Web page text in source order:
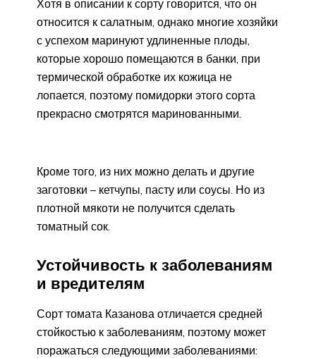
Хотя в описании к сорту говорится, что он
относится к салатным, однако многие хозяйки
с успехом маринуют удлиненные плоды,
которые хорошо помещаются в банки, при
термической обработке их кожица не
лопается, поэтому помидорки этого сорта
прекрасно смотрятся маринованными.
Кроме того, из них можно делать и другие
заготовки – кетчупы, пасту или соусы. Но из
плотной мякоти не получится сделать
томатный сок.
Устойчивость к заболеваниям
и вредителям
Сорт томата Казанова отличается средней
стойкостью к заболеваниям, поэтому может
поражаться следующими заболеваниями: